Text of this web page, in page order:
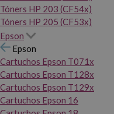
Tóners HP 203 (CF54x)
Tóners HP 205 (CF53x)
Epson
Epson
Cartuchos Epson T071x
Cartuchos Epson T128x
Cartuchos Epson T129x
Cartuchos Epson 16